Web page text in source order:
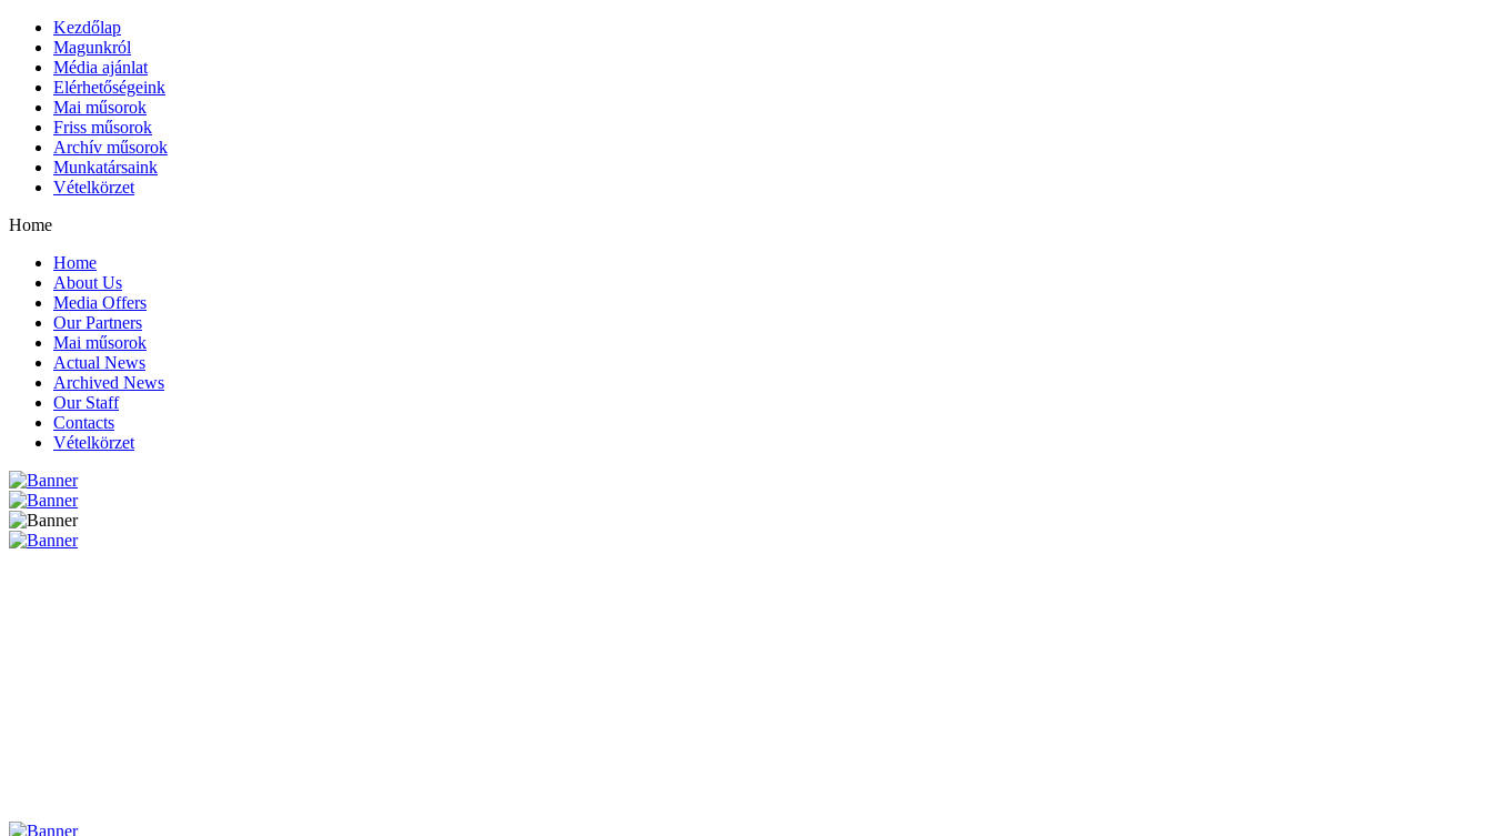
Kezdőlap
Magunkról
Média ajánlat
Elérhetőségeink
Mai műsorok
Friss műsorok
Archív műsorok
Munkatársaink
Vételkörzet
Home
Home
About Us
Media Offers
Our Partners
Mai műsorok
Actual News
Archived News
Our Staff
Contacts
Vételkörzet